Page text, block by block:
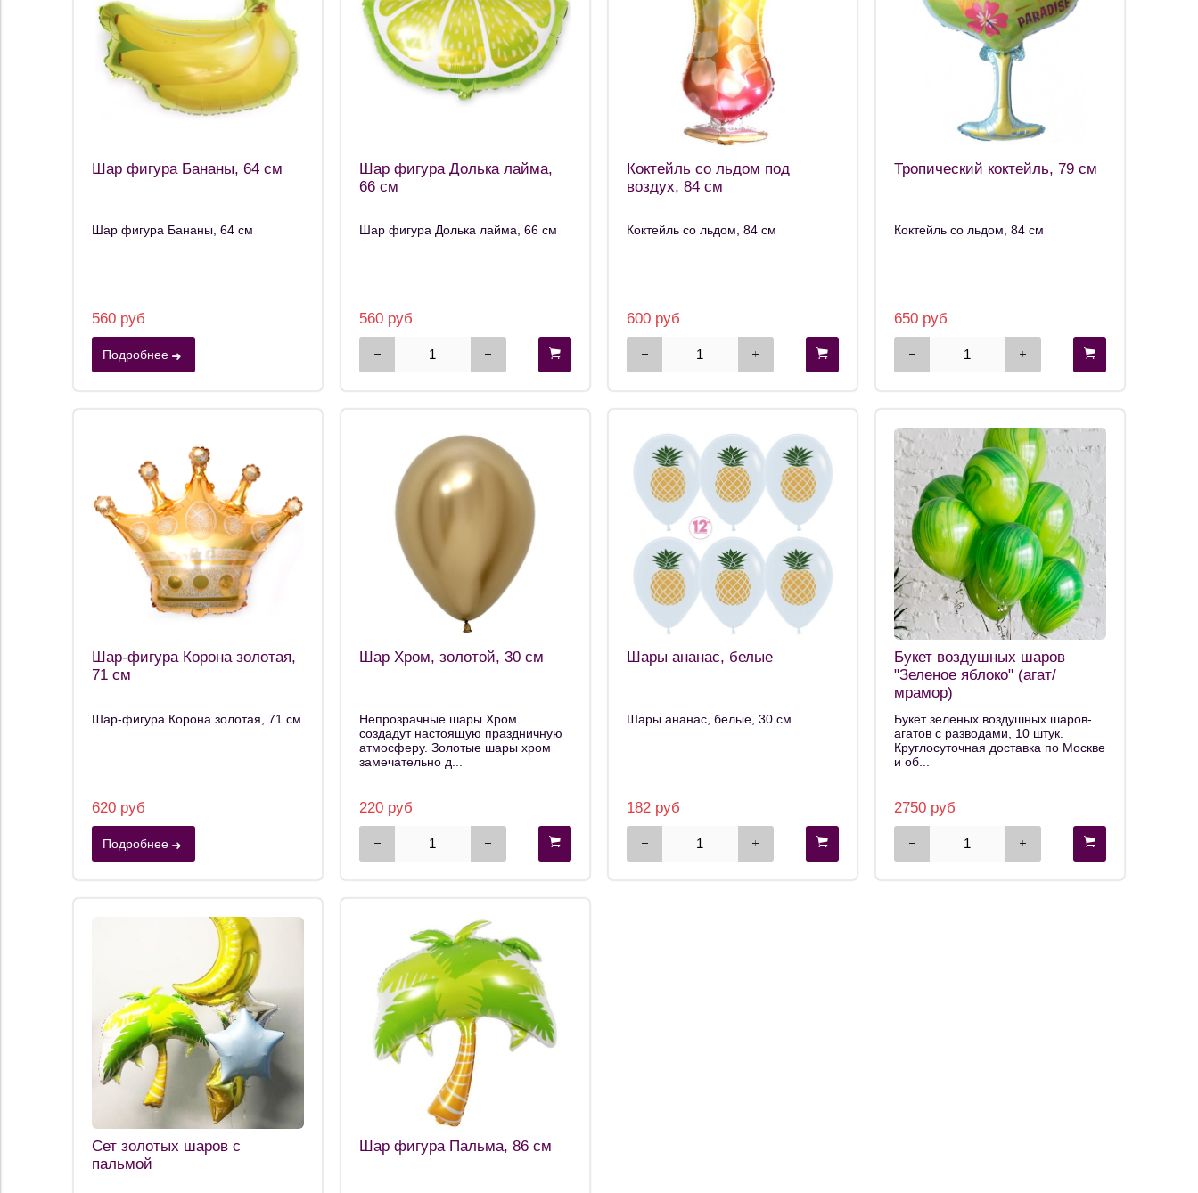
Шар фигура Бананы, 64 см
Шар фигура Бананы, 64 см
560 руб
Подробнее
Шар фигура Долька лайма,
66 см
Шар фигура Долька лайма, 66 см
560 руб
Коктейль со льдом под
воздух, 84 см
Коктейль со льдом, 84 см
600 руб
Тропический коктейль, 79 см
Коктейль со льдом, 84 см
650 руб
Шар-фигура Корона золотая,
71 см
Шар-фигура Корона золотая, 71 см
620 руб
Подробнее
Шар Хром, золотой, 30 см
Непрозрачные шары Хром
создадут настоящую праздничную
атмосферу. Золотые шары хром
замечательно д...
220 руб
Шары ананас, белые
Шары ананас, белые, 30 см
182 руб
Букет воздушных шаров
"Зеленое яблоко" (агат/
мрамор)
Букет зеленых воздушных шаров-
агатов с разводами, 10 штук.
Круглосуточная доставка по Москве
и об...
2750 руб
Сет золотых шаров с
пальмой
Шар фигура Пальма, 86 см